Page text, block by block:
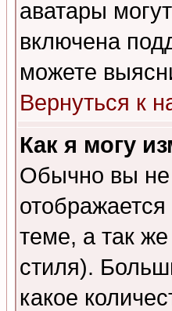
аватары
включена
можете
Вернуться к
Как я могу
Обычно вы не
теме, а так
стиля).
какое